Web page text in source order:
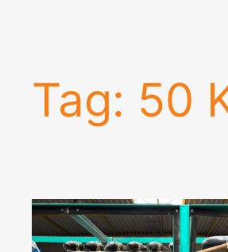
Tag: 50